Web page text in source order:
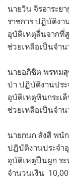
นายวิน จิรอาระ
ราชการ ปฏิบัติงา
อุบัติเหตุลื่นจากที่
ช่วยเหลือเป็นจำ
นายอภิชิต พรหม
ป่า ปฏิบัติงานปร
อุบัติเหตุหินกระเ
ช่วยเหลือเป็นจำ
นายกนก สังสี พนั
ปฏิบัติงานประจำ
อุบัติเหตุปืนผูก ระ
จำนวนเงิน